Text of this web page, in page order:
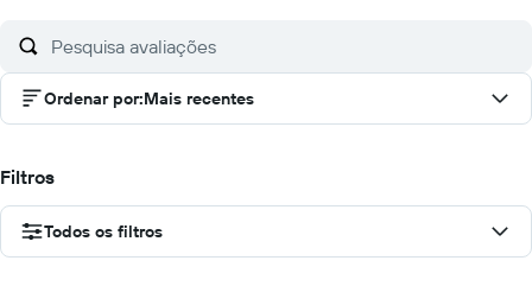
Ordenar por:Mais recentes
Filtros
Todos os filtros